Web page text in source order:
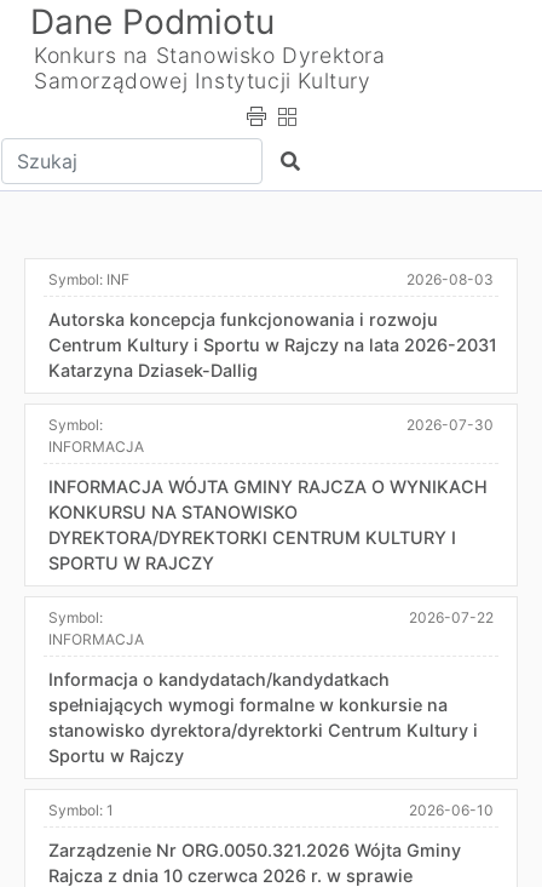
Dane Podmiotu
Konkurs na Stanowisko Dyrektora
Samorządowej Instytucji Kultury
Wpisz tekst do wyszukania Szukaj
Symbol: INF 2026-08-03
Autorska koncepcja funkcjonowania i rozwoju
Centrum Kultury i Sportu w Rajczy na lata 2026-2031
Katarzyna Dziasek-Dallig
Symbol:
INFORMACJA
2026-07-30
INFORMACJA WÓJTA GMINY RAJCZA O WYNIKACH
KONKURSU NA STANOWISKO
DYREKTORA/DYREKTORKI CENTRUM KULTURY I
SPORTU W RAJCZY
Symbol:
INFORMACJA
2026-07-22
Informacja o kandydatach/kandydatkach
spełniających wymogi formalne w konkursie na
stanowisko dyrektora/dyrektorki Centrum Kultury i
Sportu w Rajczy
Symbol: 1 2026-06-10
Zarządzenie Nr ORG.0050.321.2026 Wójta Gminy
Rajcza z dnia 10 czerwca 2026 r. w sprawie